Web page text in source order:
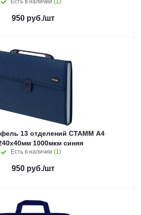
Есть в наличии (1)
950руб./шт
13 отделений СТАММ А4
1000мкм синяя
Есть в наличии (1)
950руб./шт